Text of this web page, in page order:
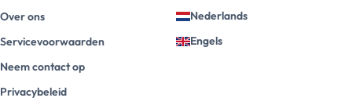
Over ons
Servicevoorwaarden
Neem contact op
Privacybeleid
Nederlands
Engels